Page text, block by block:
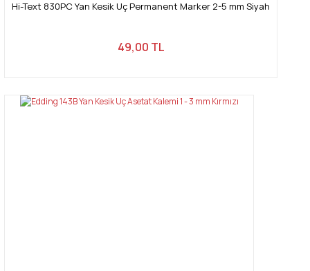
Hi-Text 830PC Yan Kesik Uç Permanent Marker 2-5 mm Siyah
49,00 TL